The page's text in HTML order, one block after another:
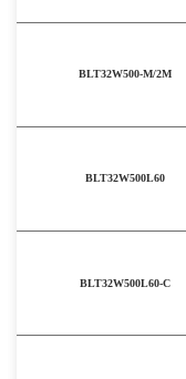
BLT32W500-M/2M
BLT32W500L60
BLT32W500L60-C